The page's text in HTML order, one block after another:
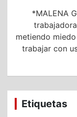
*MALENA
metiendo
trabajar con
Etiquetas